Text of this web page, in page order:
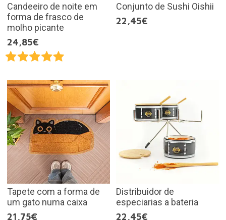
Candeeiro de noite em
forma de frasco de
molho picante
24,85€
Conjunto de Sushi Oishii
22,45€
Tapete com a forma de
um gato numa caixa
21,75€
Distribuidor de
especiarias a bateria
22,45€